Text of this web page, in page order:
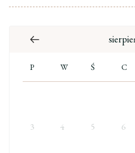
P W Ś C
3 4 5 6